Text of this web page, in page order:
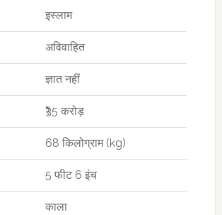
इस्लाम
अविवाहित
ज्ञात नहीं
₹35 करोड़
68 किलोग्राम (kg)
5 फीट 6 इंच
काला